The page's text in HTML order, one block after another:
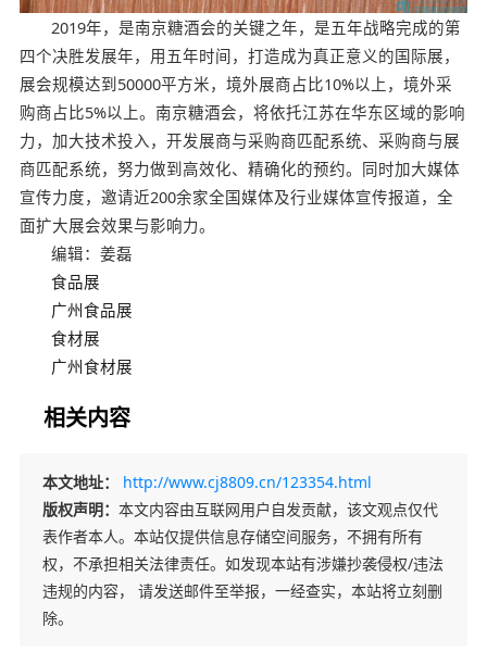
2019年，是南京糖酒会的关键之年，是五年战略完成的第
四个决胜发展年，用五年时间，打造成为真正意义的国际展，
展会规模达到50000平方米，境外展商占比10%以上，境外采
购商占比5%以上。南京糖酒会，将依托江苏在华东区域的影响
力，加大技术投入，开发展商与采购商匹配系统、采购商与展
商匹配系统，努力做到高效化、精确化的预约。同时加大媒体
宣传力度，邀请近200余家全国媒体及行业媒体宣传报道，全
面扩大展会效果与影响力。
编辑：姜磊
食品展
广州食品展
食材展
广州食材展
相关内容
本文地址：
http://www.cj8809.cn/123354.html
版权声明： 本文内容由互联网用户自发贡献，该文观点仅代
表作者本人。本站仅提供信息存储空间服务，不拥有所有
权，不承担相关法律责任。如发现本站有涉嫌抄袭侵权/违法
违规的内容， 请发送邮件至举报，一经查实，本站将立刻删
除。